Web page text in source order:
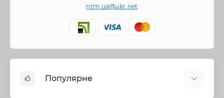
ntm.ua@ukr.net
Популярне